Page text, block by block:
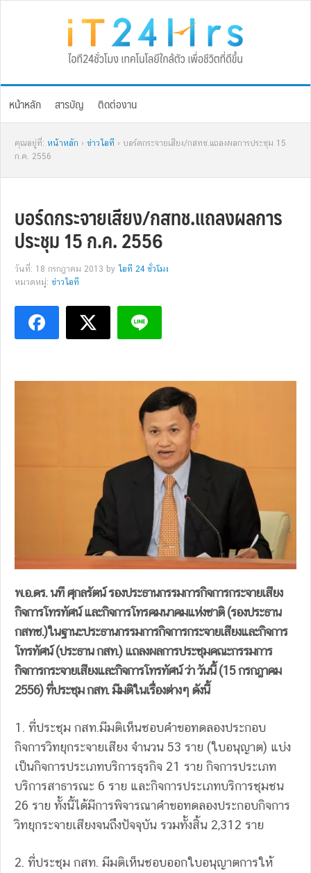
หน้าหลัก สารบัญ ติดต่องาน
คุณอยู่ที่: หน้าหลัก › ข่าวไอที › บอร์ดกระจายเสียง/กสทช.แถลงผลการประชุม 15
ก.ค. 2556
บอร์ดกระจายเสียง/กสทช.แถลงผลการ
ประชุม 15 ก.ค. 2556
วันที่: 18 กรกฎาคม 2013 by ไอที 24 ชั่วโมง
หมวดหมู่: ข่าวไอที
พ.อ.ดร. นที ศุกลรัตน์ รองประธานกรรมการกิจการกระจายเสียง
กิจการโทรทัศน์ และกิจการโทรคมนาคมแห่งชาติ (รองประธาน
กสทช.)ในฐานะประธานกรรมการกิจการกระจายเสียงและกิจการ
โทรทัศน์ (ประธาน กสท.) แถลงผลการประชุมคณะกรรมการ
กิจการกระจายเสียงและกิจการโทรทัศน์ ว่า วันนี้ (15 กรกฎาคม
2556) ที่ประชุม กสท. มีมติในเรื่องต่างๆ ดังนี้
1. ที่ประชุม กสท.มีมติเห็นชอบคำขอทดลองประกอบ
กิจการวิทยุกระจายเสียง จำนวน 53 ราย (ใบอนุญาต) แบ่ง
เป็นกิจการประเภทบริการธุรกิจ 21 ราย กิจการประเภท
บริการสาธารณะ 6 ราย และกิจการประเภทบริการชุมชน
26 ราย ทั้งนี้ได้มีการพิจารณาคำขอทดลองประกอบกิจการ
วิทยุกระจายเสียงจนถึงปัจจุบัน รวมทั้งสิ้น 2,312 ราย
2. ที่ประชุม กสท. มีมติเห็นชอบออกใบอนุญาตการให้